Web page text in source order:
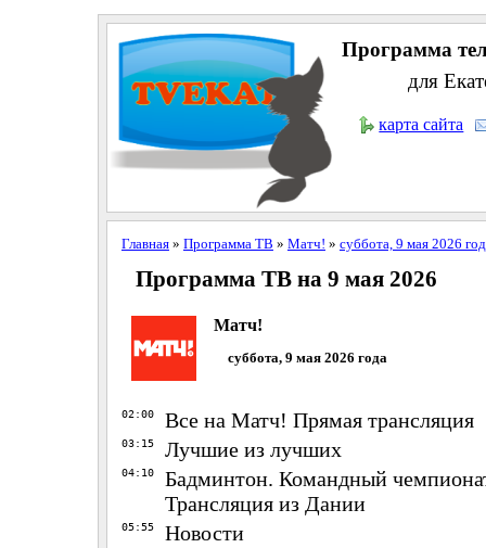
Программа
для
карта сайта
Главная» Программа ТВ » Матч! » суббота, 9 мая 2026
Программа ТВ на 9 мая 2026
Матч!
суббота, 9 мая 2026 года
02:00 Все на Матч! Прямая трансляция
03:15 Лучшие из лучших
04:10
Бадминтон. Командный
Трансляция из Дании
05:55 Новости